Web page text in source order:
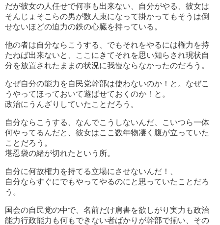
だが彼女の人任せで何事も出来ない、自分がやる、彼女は
そんじょそこらの男が数人束になって掛かってもそうは倒
せないほどの迫力の鉄の心臓を持っている。
他の者は自分ならこうする、でもそれをやるには権力を持
たねば出来ないと、ここにきてそれを思い知らされ現状自
分を放置されたままの状況に我慢ならなかったのだろう。
なぜ自分の能力を自民党幹部は使わないのか！と。なぜこ
うやってほっておいて遊ばせておくのか！と。
政治にうんざりしていたことだろう。
自分ならこうする、なんでこうしないんだ、こいつら一体
何やってるんだと、彼女はここ数年物凄く腹が立っていた
ことだろう。
堪忍袋の緒が切れたという所。
自分に何故権力を持てる立場にさせないんだ！、
自分ならすぐにでもやってやるのにと思っていたことだろ
う。
国会の自民党の中で、名前だけ肩書を欲しがり実力も政治
能力行政能力も何もできない者ばかりが幹部で揃い、その